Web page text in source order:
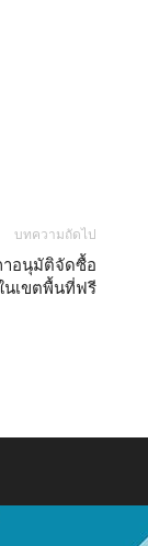
บทความถัดไป
าอนุมัติจัดซื้อ
นเขตพื้นที่ฟรี